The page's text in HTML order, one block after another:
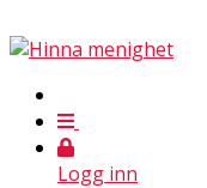
Logg inn